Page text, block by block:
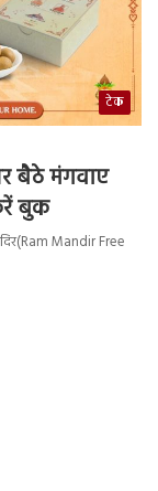
टेक
बैठे मंगवाए
बुक
Mandir Free